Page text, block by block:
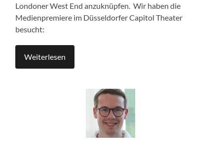
Londoner West End anzuknüpfen. Wir haben die
Medienpremiere im Düsseldorfer Capitol Theater
besucht:
Weiterlesen